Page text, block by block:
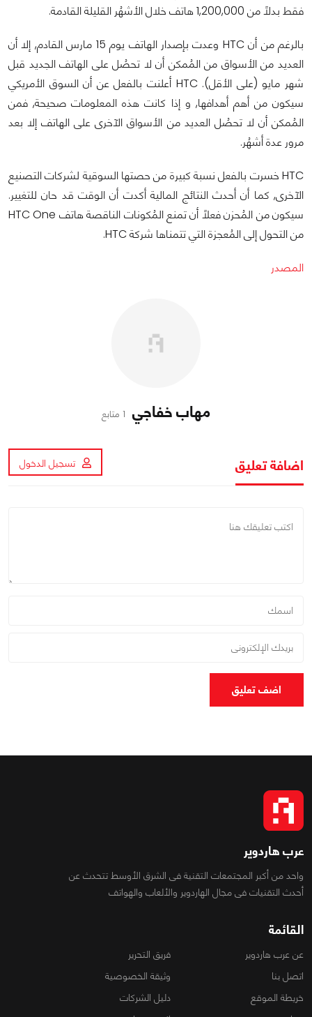
فقط بدلاً من 1,200,000 هاتف خلال الأشهُر القليلة القادمة.
بالرغم من أن HTC وعدت بإصدار الهاتف يوم 15 مارس القادم, إلا أن
العديد من الأسواق من المُمكن أن لا تحصُل على الهاتف الجديد قبل
شهر مايو (على الأقل). HTC أعلنت بالفعل عن أن السوق الأمريكي
سيكون من أهم أهدافها, و إذا كانت هذه المعلومات صحيحة, فمن
المُمكن أن لا تحصُل العديد من الأسواق الآخرى على الهاتف إلا بعد
مرور عدة أشهُر.
HTC خسرت بالفعل نسبة كبيرة من حصتها السوقية لشركات التصنيع
الآخرى, كما أن أحدث النتائج المالية أكدت أن الوقت قد حان للتغيير.
سيكون من المُحزن فعلاً أن تمنع المُكونات الناقصة هاتف HTC One
من التحول إلى المُعجزة التي تتمناها شركة HTC.
المصدر
مهاب خفاجي 1 متابع
اضافة تعليق تسجيل الدخول
اضف تعليق
عرب هاردوير
واحد من أكبر المجتمعات التقنية فى الشرق الأوسط تتحدث عن
أحدث التقنيات فى مجال الهاردوير والألعاب والهواتف
القائمة
عن عرب هاردوير
فريق التحرير
اتصل بنا
وثيقة الخصوصية
خريطة الموقع
دليل الشركات